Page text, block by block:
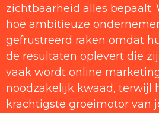
zichtbaarheid alles bepaalt.
hoe ambitieuze
gefrustreerd raken omdat
de resultaten oplevert die
vaak wordt online
noodzakelijk kwaad, terwijl
krachtigste groeimotor van